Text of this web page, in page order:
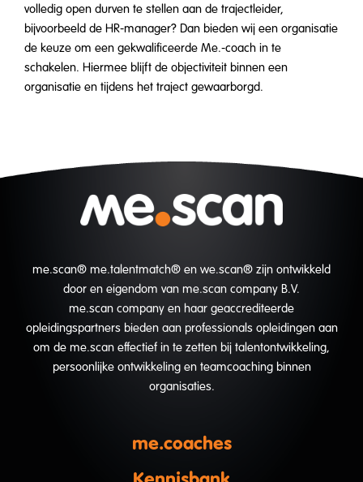
volledig open durven te stellen aan de trajectleider,
bijvoorbeeld de HR-manager? Dan bieden wij een organisatie
de keuze om een gekwalificeerde Me.-coach in te
schakelen. Hiermee blijft de objectiviteit binnen een
organisatie en tijdens het traject gewaarborgd.
me.scan® me.talentmatch® en we.scan® zijn ontwikkeld
door en eigendom van me.scan company B.V.
me.scan company en haar geaccrediteerde
opleidingspartners bieden aan professionals opleidingen aan
om de me.scan effectief in te zetten bij talentontwikkeling,
persoonlijke ontwikkeling en teamcoaching binnen
organisaties.
me.coaches